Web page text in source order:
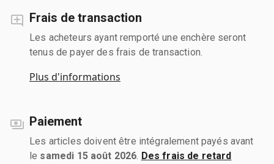
Frais de transaction
Les acheteurs ayant remporté une enchère seront
tenus de payer des frais de transaction.
Plus d'informations
Paiement
Les articles doivent être intégralement payés avant
le samedi 15 août 2026. Des frais de retard